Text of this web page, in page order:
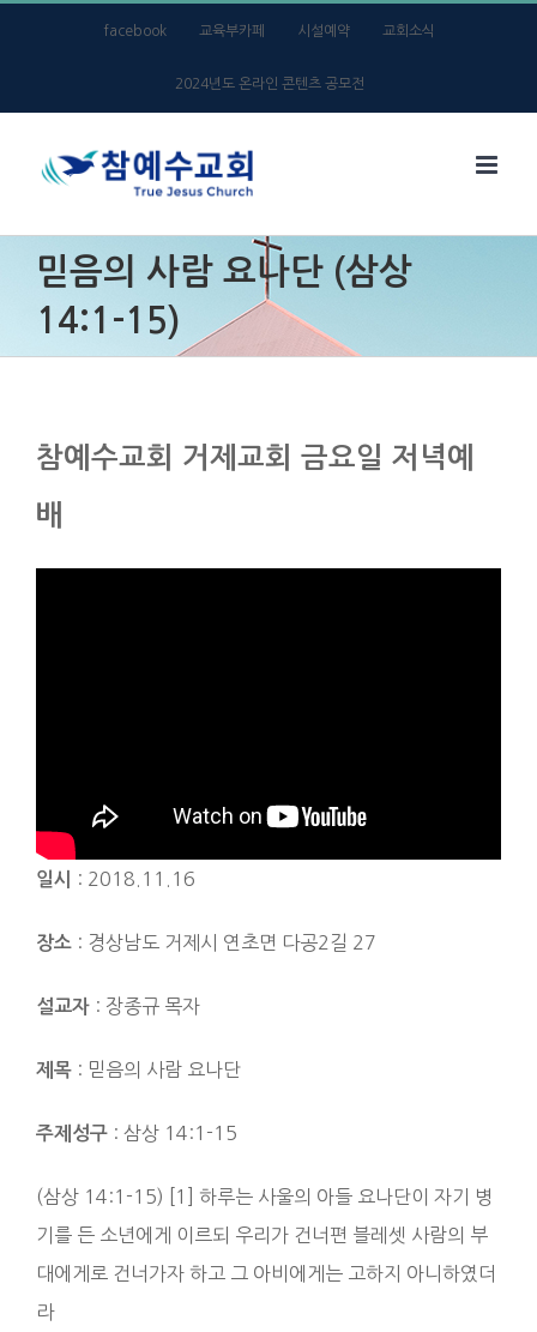
facebook 교육부카페 시설예약 교회소식
2024년도 온라인 콘텐츠 공모전
믿음의 사람 요나단 (삼상
14:1-15)
참예수교회 거제교회 금요일 저녁예
배
일시 : 2018.11.16
장소 : 경상남도 거제시 연초면 다공2길 27
설교자 : 장종규 목자
제목 : 믿음의 사람 요나단
주제성구 : 삼상 14:1-15
(삼상 14:1-15) [1] 하루는 사울의 아들 요나단이 자기 병
기를 든 소년에게 이르되 우리가 건너편 블레셋 사람의 부
대에게로 건너가자 하고 그 아비에게는 고하지 아니하였더
라